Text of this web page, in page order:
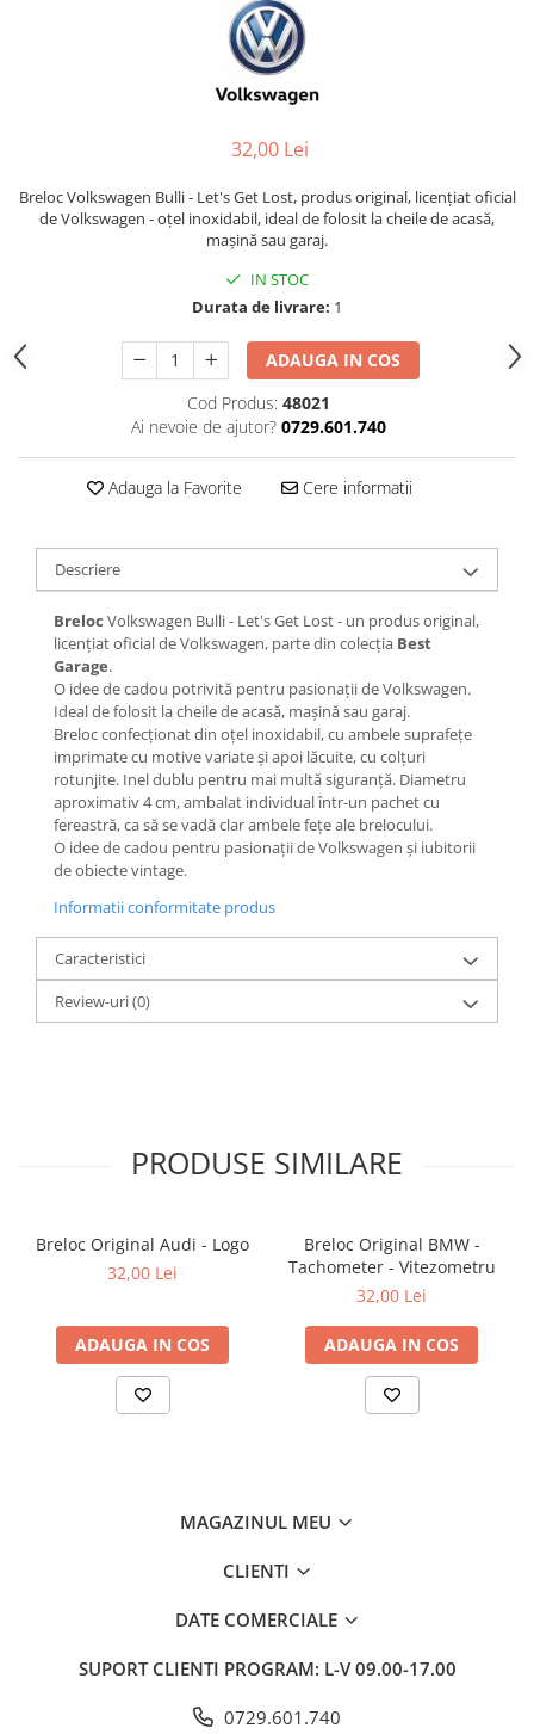
32,00 Lei
Breloc Volkswagen Bulli - Let's Get Lost, produs original, licențiat oficial
de Volkswagen - oțel inoxidabil, ideal de folosit la cheile de acasă,
mașină sau garaj.
IN STOC
Durata de livrare: 1
ADAUGA IN COS
Cod Produs: 48021
Ai nevoie de ajutor? 0729.601.740
Adauga la Favorite Cere informatii
Descriere
Breloc Volkswagen Bulli - Let's Get Lost - un produs original,
licențiat oficial de Volkswagen, parte din colecția Best
Garage.
O idee de cadou potrivită pentru pasionații de Volkswagen.
Ideal de folosit la cheile de acasă, mașină sau garaj.
Breloc confecționat din oțel inoxidabil, cu ambele suprafețe
imprimate cu motive variate și apoi lăcuite, cu colțuri
rotunjite. Inel dublu pentru mai multă siguranță. Diametru
aproximativ 4 cm, ambalat individual într-un pachet cu
fereastră, ca să se vadă clar ambele fețe ale brelocului.
O idee de cadou pentru pasionații de Volkswagen și iubitorii
de obiecte vintage.
Informatii conformitate produs
Caracteristici
Review-uri(0)
PRODUSE SIMILARE
Breloc Original Audi - Logo
32,00 Lei
ADAUGA IN COS
Breloc Original BMW -
Tachometer - Vitezometru
32,00 Lei
ADAUGA IN COS
MAGAZINUL MEU
CLIENTI
DATE COMERCIALE
SUPORT CLIENTI PROGRAM: L-V 09.00-17.00
0729.601.740